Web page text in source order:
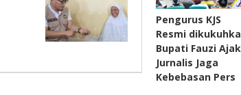
Pengurus KJS
Resmi
Bupati Fauzi Ajak
Jurnalis Jaga
Kebebasan Pers